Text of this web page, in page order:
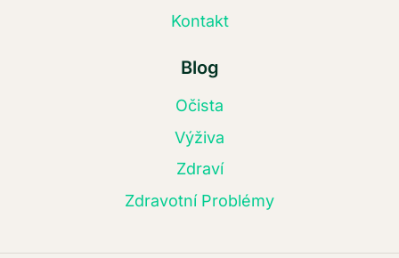
Kontakt
Blog
Očista
Výživa
Zdraví
Zdravotní Problémy